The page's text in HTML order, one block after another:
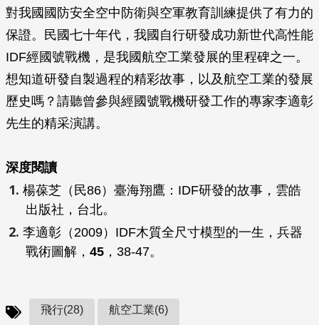
對我國國防安全空中防衛與空軍教育訓練提供了有力的
保證。民國七十年代，我國自行研發成功新世代高性能
IDF經國號戰機，是我國航空工業發展的里程碑之一。
想知道研發自製過程的精彩故事，以及航空工業的發展
歷史嗎？請聽曾參與經國號戰機研發工作的專家李適彰
先生的精采演講。
深度閱讀
楊葆芝（民86） 臺海翔鷹：IDF研發的故事 ，雲皓
出版社，台北。
李適彰（2009）IDF木質全尺寸模型的一生， 兵器
戰術圖解 ， 45 ，38-47。
飛行(28) 航空工業(6)